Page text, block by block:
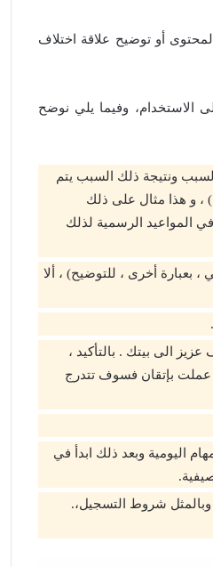
أو توضيح علاقة اختلاف
الاستخدام، وفيما يلي نوضح
ونتيجة ذلك السبب يتم
، و هذا مثال على ذلك
المواعيد الرسمية لذلك
بعبارة أخرى ، للتوضيح) ، ألا
الى بيتك . بالتأكيد ،
عملت بإتقان فسوف تتدرج
اليومية وبعد ذلك ابدأ في
شروط التسجيل،.